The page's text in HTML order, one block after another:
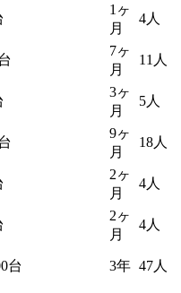
1ヶ
月
4人
7ヶ
月
11人
3ヶ
月
5人
9ヶ
月
18人
2ヶ
月
4人
2ヶ
月
4人
台 3年 47人